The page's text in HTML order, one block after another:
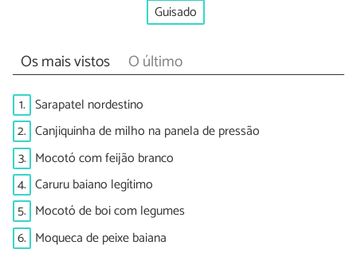
Guisado
Os mais vistos O último
1. Sarapatel nordestino
2. Canjiquinha de milho na panela de pressão
3. Mocotó com feijão branco
4. Caruru baiano legítimo
5. Mocotó de boi com legumes
6. Moqueca de peixe baiana